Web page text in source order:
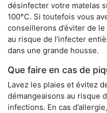
désinfecter votre matelas
100°C. Si toutefois vous
conseillerons d’éviter de
au risque de l’infecter
dans une grande housse.
Que faire en cas de
Lavez les plaies et évitez
démangeaisons au risque
infections. En cas